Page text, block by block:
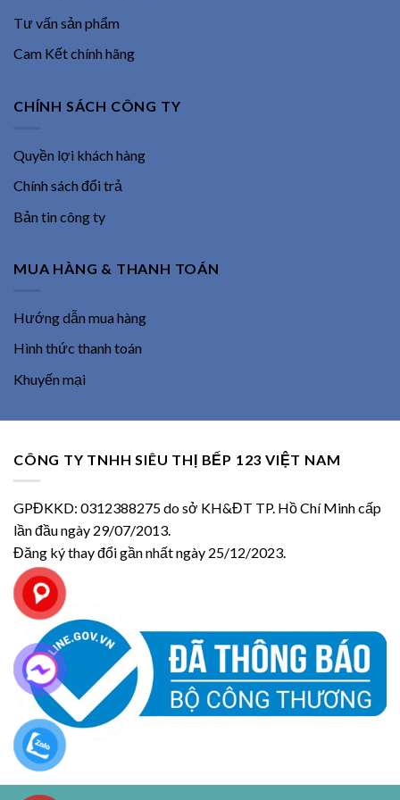
Tư vấn sản phẩm
Cam Kết chính hãng
CHÍNH SÁCH CÔNG TY
Quyền lợi khách hàng
Chính sách đổi trả
Bản tin công ty
MUA HÀNG & THANH TOÁN
Hướng dẫn mua hàng
Hình thức thanh toán
Khuyến mại
CÔNG TY TNHH SIÊU THỊ BẾP 123 VIỆT NAM
GPĐKKD: 0312388275 do sở KH&ĐT TP. Hồ Chí Minh cấp
lần đầu ngày 29/07/2013.
Đăng ký thay đổi gần nhất ngày 25/12/2023.